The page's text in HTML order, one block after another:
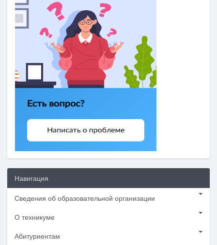
Навигация
Сведения об образовательной организации
О техникуме
Абитуриентам